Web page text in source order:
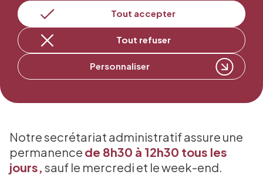
Tout accepter
Tout refuser
Personnaliser
En ligne, c'est facile !
Adhérer au SNEA
Notre secrétariat administratif assure une
permanence de 8h30 à 12h30 tous les
jours, sauf le mercredi et le week-end.